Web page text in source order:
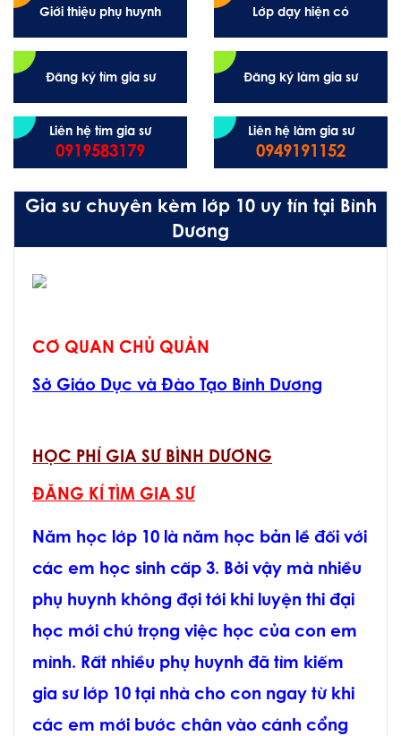
Giới thiệu phụ huynh
Đăng ký tìm gia sư
Liên hệ tìm gia sư
0919583179
Lớp dạy hiện có
Đăng ký làm gia sư
Liên hệ làm gia sư
0949191152
Gia sư chuyên kèm lớp 10 uy tín tại Bình
Dương
CƠ QUAN CHỦ QUẢN
Sở Giáo Dục và Đào Tạo Bình Dương
HỌC PHÍ GIA SƯ BÌNH DƯƠNG
ĐĂNG KÍ TÌM GIA SƯ
Năm học lớp 10 là năm học bản lề đối với
các em học sinh cấp 3. Bởi vậy mà nhiều
phụ huynh không đợi tới khi luyện thi đại
học mới chú trọng việc học của con em
mình. Rất nhiều phụ huynh đã tìm kiếm
gia sư lớp 10 tại nhà cho con ngay từ khi
các em mới bước chân vào cánh cổng